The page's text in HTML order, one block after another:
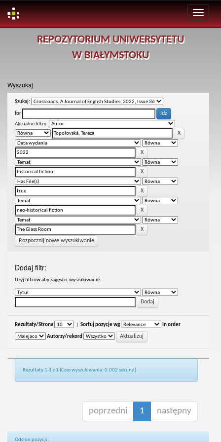
REPOZYTORIUM UNIWERSYTETU
W BIAŁYMSTOKU
Wyszukaj
Szukaj:
for
Aktualne filtry:
Rozpocznij nowe wyszukiwanie
Dodaj filtr:
Uzyj filtrów aby zagęścić wyszukiwanie.
Rezultaty/Strona Sortuj pozycje wg In order
Autorzy/rekord
Rezultaty 1-1 z 1 (Czas wyszukiwania: 0.002 sekund).
poprzedni 1 następny
Odsłon pozycji: